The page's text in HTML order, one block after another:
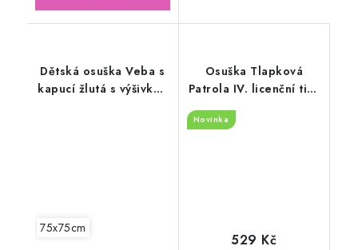
Dětská osuška Veba s
kapucí žlutá s výšivkou
75x75cm
Osuška Tlapková
Patrola IV. licenční tisk
70x140cm
Novinka
529 Kč